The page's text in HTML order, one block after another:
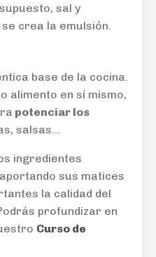
sal y
crea la emulsión.
base de la cocina.
alimento en sí mismo,
potenciar los
salsas...
ingredientes
sus matices
la calidad del
profundizar en
Curso de